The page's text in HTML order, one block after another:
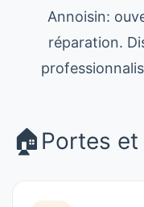
Annoisin:
réparation.
🏠 Portes et